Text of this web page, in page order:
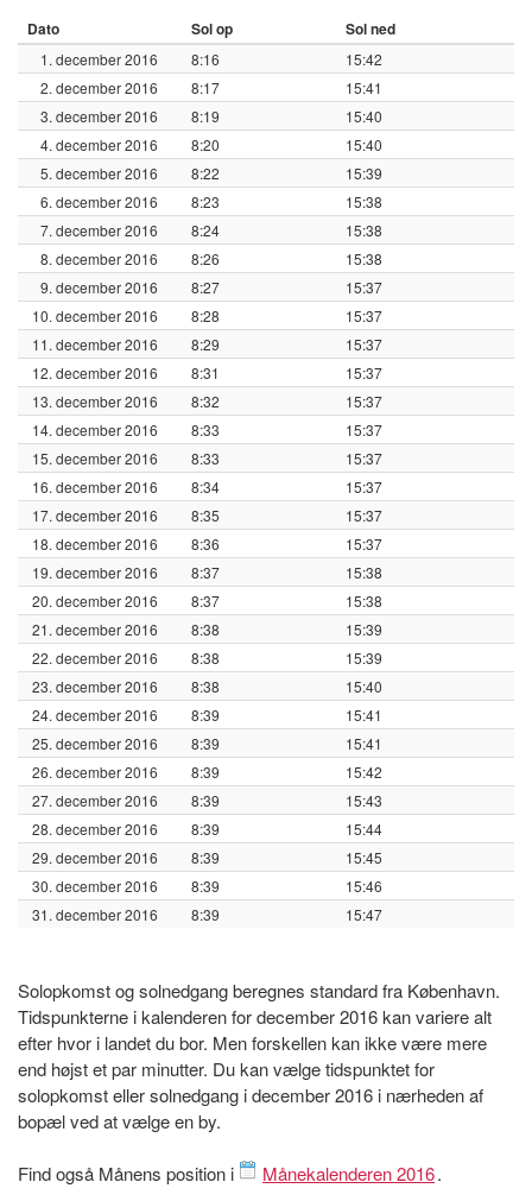
Dato Sol op Sol ned
1. december 2016 8:16
15:42
2. december 2016
8:17
15:41
3. december 2016
8:19
15:40
4. december 2016
8:20
15:40
5. december 2016
8:22
15:39
6. december 2016
8:23
15:38
7. december 2016
8:24
15:38
8. december 2016
8:26
15:38
9. december 2016
8:27
15:37
10. december 2016
8:28
15:37
11. december 2016
8:29
15:37
12. december 2016
8:31
15:37
13. december 2016
8:32
15:37
14. december 2016
8:33
15:37
15. december 2016
8:33
15:37
16. december 2016
8:34
15:37
17. december 2016
8:35
15:37
18. december 2016
8:36
15:37
19. december 2016
8:37
15:38
20. december 2016
8:37
15:38
21. december 2016
8:38
15:39
22. december 2016
8:38
15:39
23. december 2016
8:38
15:40
24. december 2016
8:39
15:41
25. december 2016
8:39
15:41
26. december 2016
8:39
15:42
27. december 2016
8:39
15:43
28. december 2016
8:39
15:44
29. december 2016
8:39
15:45
30. december 2016
8:39
15:46
31. december 2016
8:39 15:47
Solopkomst og solnedgang beregnes standard fra København.
Tidspunkterne i kalenderen for december 2016 kan variere alt
efter hvor i landet du bor. Men forskellen kan ikke være mere
end højst et par minutter. Du kan vælge tidspunktet for
solopkomst eller solnedgang i december 2016 i nærheden af
bopæl ved at vælge en by.
Find også Månens position i Månekalenderen 2016.